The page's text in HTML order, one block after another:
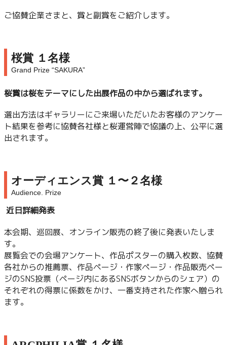
ご協賛企業さまと、賞と副賞をご紹介します。
桜賞 １名様
Grand Prize “SAKURA”
桜賞は桜をテーマにした出展作品の中から選ばれます。
選出方法はギャラリーにご来場いただいたお客様のアンケー
ト結果を参考に協賛各社様と桜運営陣で協議の上、公平に選
出されます。
オーディエンス賞 １〜２名様
Audience. Prize
近日詳細発表
本会期、巡回展、オンライン販売の終了後に発表いたしま
す。
展覧会での会場アンケート、作品ポスターの購入枚数、協賛
各社からの推薦票、作品ページ・作家ページ・作品販売ペー
ジのSNS投票（ページ内にあるSNSボタンからのシェア）の
それぞれの得票に係数をかけ、一番支持された作家へ贈られ
ます。